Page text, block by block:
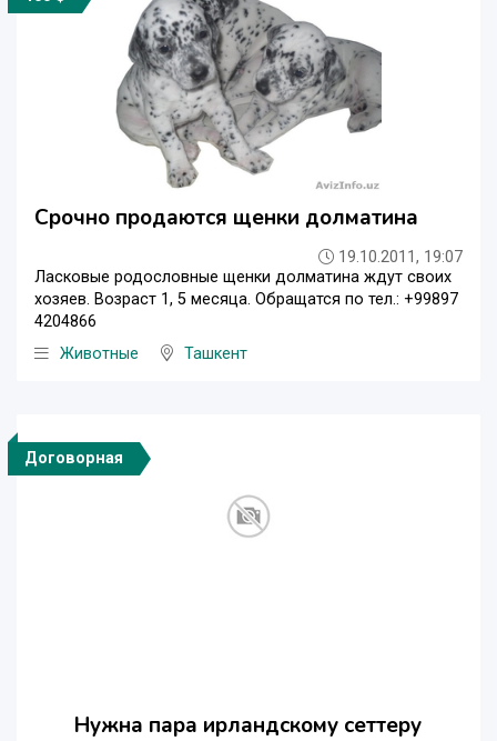
Срочно продаются щенки долматина
19.10.2011, 19:07
Ласковые родословные щенки долматина ждут своих
хозяев. Возраст 1, 5 месяца. Обращатся по тел.: +99897
4204866
Животные
Ташкент
Договорная
Нужна пара ирландскому сеттеру